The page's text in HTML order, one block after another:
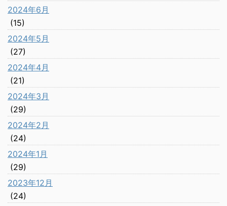
2024年6月
(15)
2024年5月
(27)
2024年4月
(21)
2024年3月
(29)
2024年2月
(24)
2024年1月
(29)
2023年12月
(24)